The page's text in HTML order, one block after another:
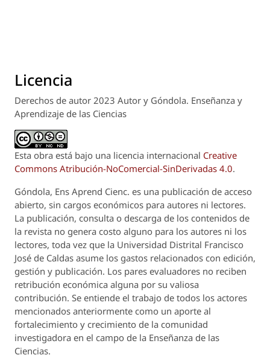
Licencia
Derechos de autor 2023 Autor y Góndola. Enseñanza y
Aprendizaje de las Ciencias
Esta obra está bajo una licencia internacional Creative
Commons Atribución-NoComercial-SinDerivadas 4.0.
Góndola, Ens Aprend Cienc. es una publicación de acceso
abierto, sin cargos económicos para autores ni lectores.
La publicación, consulta o descarga de los contenidos de
la revista no genera costo alguno para los autores ni los
lectores, toda vez que la Universidad Distrital Francisco
José de Caldas asume los gastos relacionados con edición,
gestión y publicación. Los pares evaluadores no reciben
retribución económica alguna por su valiosa
contribución. Se entiende el trabajo de todos los actores
mencionados anteriormente como un aporte al
fortalecimiento y crecimiento de la comunidad
investigadora en el campo de la Enseñanza de las
Ciencias.